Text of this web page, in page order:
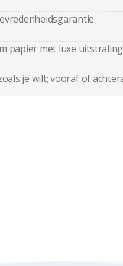
papier met luxe
je wilt; vooraf of